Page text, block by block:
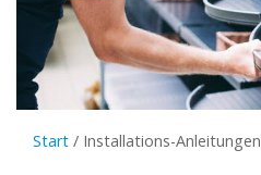
Start / Installations-Anleitungen